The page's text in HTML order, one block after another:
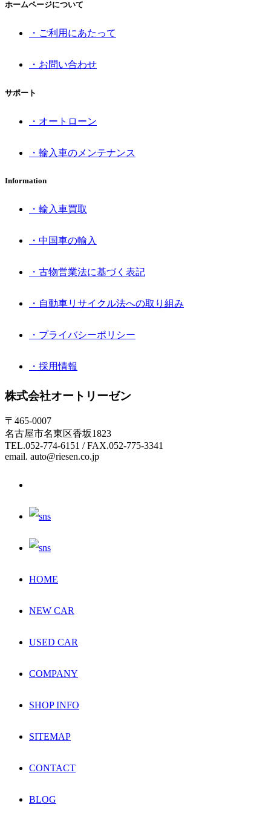
ホームページについて
・ご利用にあたって
・お問い合わせ
サポート
・オートローン
・輸入車のメンテナンス
Information
・輸入車買取
・中国車の輸入
・古物営業法に基づく表記
・自動車リサイクル法への取り組み
・プライバシーポリシー
・採用情報
株式会社オートリーゼン
〒465-0007
名古屋市名東区香坂1823
TEL.052-774-6151 / FAX.052-775-3341
email. auto@riesen.co.jp
HOME
NEW CAR
USED CAR
COMPANY
SHOP INFO
SITEMAP
CONTACT
BLOG